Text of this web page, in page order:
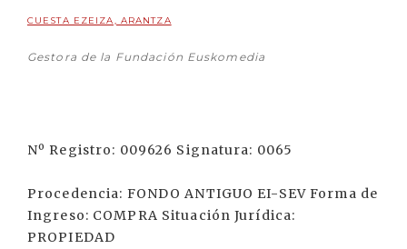
CUESTA EZEIZA, ARANTZA
Gestora de la Fundación Euskomedia
Nº Registro: 009626 Signatura: 0065
Procedencia: FONDO ANTIGUO EI-SEV Forma de
Ingreso: COMPRA Situación Jurídica:
PROPIEDAD